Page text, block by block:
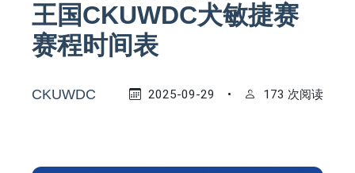
王国CKUWDC犬敏捷赛
赛程时间表
CKUWDC 2025-09-29 • 173 次阅读